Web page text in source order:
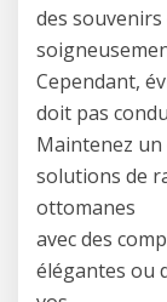
des
Cependant,
doit pas
Maintenez
solutions de
ottomanes
avec des
élégantes ou